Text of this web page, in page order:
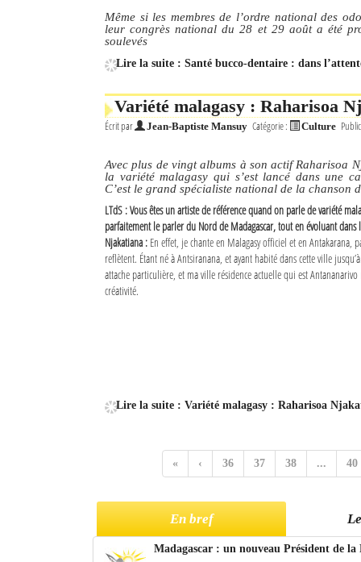
Même si les membres de l’ordre national des
leur congrès national du 28 et 29 août a été
soulevés
Lire la suite : Santé bucco-dentaire : dans
Variété malagasy : Raharisoa
Écrit par Jean-Baptiste Mansuy Catégorie : Culture
Avec plus de vingt albums à son actif Raharisoa
la variété malagasy qui s’est lancé dans une
C’est le grand spécialiste national de la chanson
LTdS : Vous êtes un artiste de référence quand on parle de variété
parfaitement le parler du Nord de Madagascar, tout en évoluant dans
Njakatiana : En effet, je chante en Malagasy officiel et en Antakarana,
reflètent. Étant né à Antsiranana, et ayant habité dans cette ville
attache particulière, et ma ville résidence actuelle qui est Antananarivo
créativité.
Lire la suite : Variété malagasy : Raharisoa
« ‹ 36 37 38 ... 40
En bref
Madagascar : un nouveau Président de